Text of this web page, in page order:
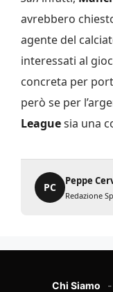
avrebbero
agente del
interessati al
concreta per
però se per
Leaguesia una
PC
Peppe
Redazione
Chi Siamo